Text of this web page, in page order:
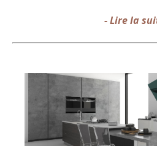
- Lire la